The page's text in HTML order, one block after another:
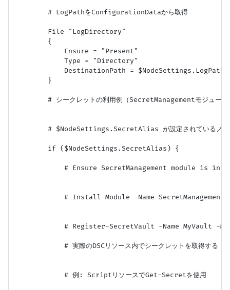
        # LogPathをConfigurationDataから取得
        File "LogDirectory"
        {
            Ensure = "Present"
            Type = "Directory"
            DestinationPath = $NodeSettings.LogPath
        }
# シークレットの利用例（SecretManagementモジュール
# $NodeSettings.SecretAlias が設定されているノー
        if ($NodeSettings.SecretAlias) {
# Ensure SecretManagement module is
# Install-Module -Name SecretManagement
# Register-SecretVault -Name MyVault -
            # 実際のDSCリソース内でシークレットを取得する
            # 例: ScriptリソースでGet-Secretを使用